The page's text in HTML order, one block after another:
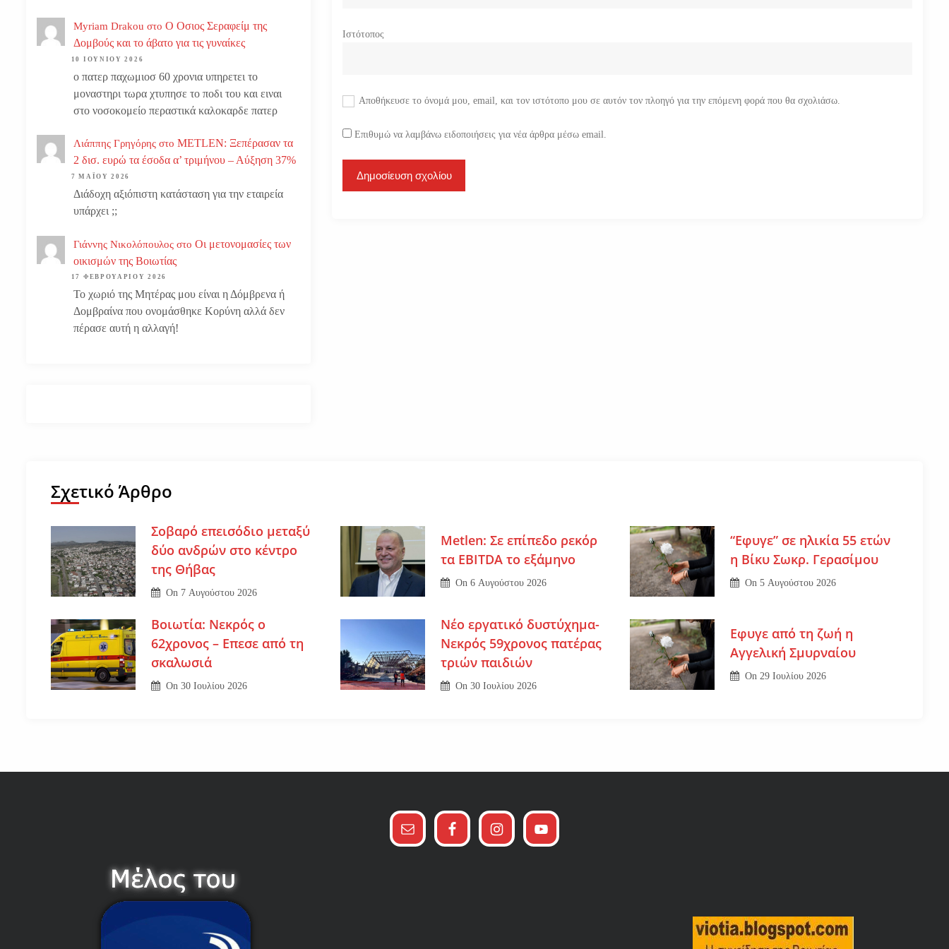
Ιστότοπος
Αποθήκευσε το όνομά μου, email, και τον ιστότοπο μου σε αυτόν τον πλοηγό για την επόμενη φορά που θα σχολιάσω.
Επιθυμώ να λαμβάνω ειδοποιήσεις για νέα άρθρα μέσω email.
Myriam Drakou στο Ο Οσιος Σεραφείμ της
Δομβούς και το άβατο για τις γυναίκες
10 ΙΟΥΝΊΟΥ 2026
ο πατερ παχωμιοσ 60 χρονια υπηρετει το
μοναστηρι τωρα χτυπησε το ποδι του και ειναι
στο νοσοκομείο περαστικά καλοκαρδε πατερ
Λιάππης Γρηγόρης στο METLEN: Ξεπέρασαν τα
2 δισ. ευρώ τα έσοδα α’ τριμήνου – Αύξηση 37%
7 ΜΑΪ́ΟΥ 2026
Διάδοχη αξιόπιστη κατάσταση για την εταιρεία
υπάρχει ;;
Γιάννης Νικολόπουλος στο Οι μετονομασίες των
οικισμών της Βοιωτίας
17 ΦΕΒΡΟΥΑΡΊΟΥ 2026
Το χωριό της Μητέρας μου είναι η Δόμβρενα ή
Δομβραίνα που ονομάσθηκε Κορύνη αλλά δεν
πέρασε αυτή η αλλαγή!
Σχετικό Άρθρο
Σοβαρό επεισόδιο μεταξύ
δύο ανδρών στο κέντρο
της Θήβας
On 7 Αυγούστου 2026
Metlen: Σε επίπεδο ρεκόρ
τα EBITDA το εξάμηνο
On6 Αυγούστου 2026
“Εφυγε” σε ηλικία 55 ετών
η Βίκυ Σωκρ. Γερασίμου
On5 Αυγούστου 2026
Βοιωτία: Νεκρός ο
62χρονος – Επεσε από τη
σκαλωσιά
On30 Ιουλίου 2026
Νέο εργατικό δυστύχημα-
Νεκρός 59χρονος πατέρας
τριών παιδιών
On30 Ιουλίου 2026
Εφυγε από τη ζωή η
Αγγελική Σμυρναίου
On29 Ιουλίου 2026